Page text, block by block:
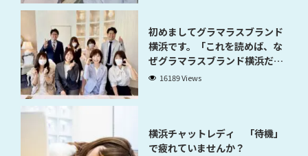
初めましてグラマラスブランド
横浜です。「これを読めば、な
ぜグラマラスブランド横浜だと
稼げるのかが分かります」
16189 Views
横浜チャットレディ 「待機」
で疲れていませんか？